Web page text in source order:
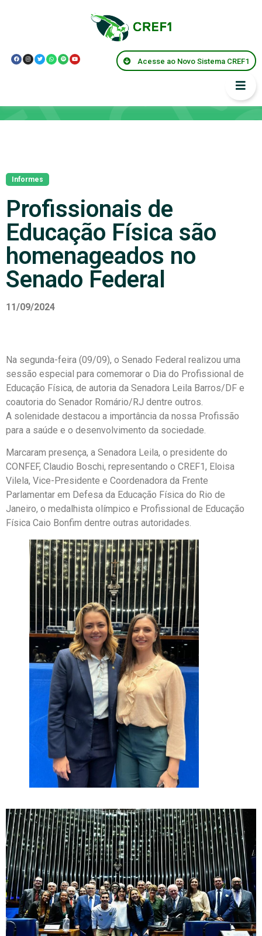
Acesse ao Novo Sistema CREF1
Informes
Profissionais de
Educação Física são
homenageados no
Senado Federal
11/09/2024
Na segunda-feira (09/09), o Senado Federal realizou uma
sessão especial para comemorar o Dia do Profissional de
Educação Física, de autoria da Senadora Leila Barros/DF e
coautoria do Senador Romário/RJ dentre outros.
A solenidade destacou a importância da nossa Profissão
para a saúde e o desenvolvimento da sociedade.
Marcaram presença, a Senadora Leila, o presidente do
CONFEF, Claudio Boschi, representando o CREF1, Eloisa
Vilela, Vice-Presidente e Coordenadora da Frente
Parlamentar em Defesa da Educação Física do Rio de
Janeiro, o medalhista olímpico e Profissional de Educação
Física Caio Bonfim dentre outras autoridades.